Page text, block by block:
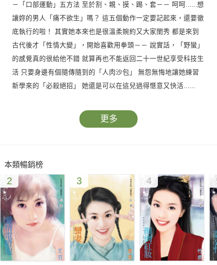
－「口部運動」五方法 至於割、親、摸、踢、套－－ 呵呵......想
讓妳的男人「痛不欲生」嗎？ 這五個動作一定要記起來，還要徹
底執行的啦！ 其實她本來也是很溫柔婉約又大家閨秀 都是來到
古代後才「性情大變」，開始喜歡用拳頭－－ 說實話，「野蠻」
的感覺真的很給他不錯 就算再也不能返回二十一世紀享受科技生
活 只要身邊有個隨傳隨到的「人肉沙包」 無怨無悔地讓她練習
新學來的「必殺絕招」 她還是可以在這兒過得愜意又快活......
更多
本類暢銷榜
2 3 4